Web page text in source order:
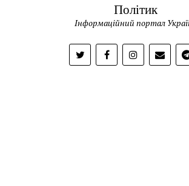
Політик
Інформаційний портал